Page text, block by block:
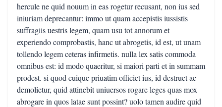
hercule ne quid nouum in eas rogetur recusant, non ius sed
iniuriam deprecantur: immo ut quam accepistis iussistis
suffragiis uestris legem, quam usu tot annorum et
experiendo comprobastis, hanc ut abrogetis, id est, ut unam
tollendo legem ceteras infirmetis. nulla lex satis commoda
omnibus est: id modo quaeritur, si maiori parti et in summam
prodest. si quod cuique priuatim officiet ius, id destruet ac
demolietur, quid attinebit uniuersos rogare leges quas mox
abrogare in quos latae sunt possint? uolo tamen audire quid